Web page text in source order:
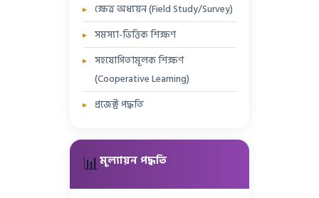
ক্ষেত্র অধ্যয়ন (Field Study/Survey)
সমস্যা-ভিত্তিক শিক্ষণ
সহযোগিতামূলক শিক্ষণ
(Cooperative Learning)
প্রজেক্ট পদ্ধতি
📊মূল্যায়ন পদ্ধতি